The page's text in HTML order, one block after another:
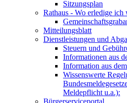
Sitzungsplan
Rathaus - Wo erledige ich
Mitteilungsblatt
Dienstleistungen und
Steuern und
Informationen aus
Information aus
Wissenswerte
Meldepflicht u.a.):
Bürgerserviceportal